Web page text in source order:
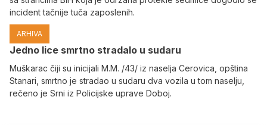
incident tačnije tuča zaposlenih.
ARHIVA
Јedno lice smrtno stradalo u sudaru
Muškarac čiji su inicijali M.M. /43/ iz naselja Cerovica, opština
Stanari, smrtno je stradao u sudaru dva vozila u tom naselju,
rečeno je Srni iz Policijske uprave Doboj.